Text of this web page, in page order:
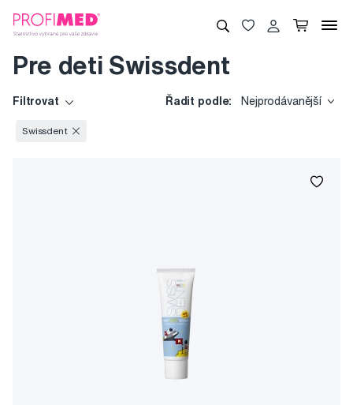
Pre deti Swissdent
Filtrovat Řadit podle: Nejprodávanější
Swissdent